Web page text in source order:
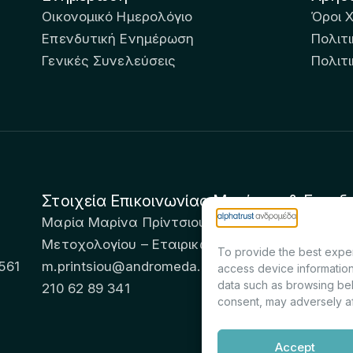
To provide the best
access device
data such as browsing
consent, may adversely
Accept
Οικονομικό Ημερολόγιο
Επενδυτική Ενημέρωση
Γενικές Συνελεύσεις
Όροι
Στοιχεία Επικοινωνίας Μετόχων &
Μαρία Μαρίνα Πρίντσιου – Corporate
Μετοχολογίου – Εταιρικών Ανακοινώσεων
m.printsiou@andromeda.eu
210 62 89 341